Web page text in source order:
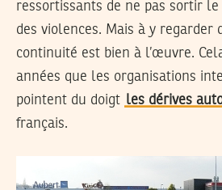
ressortissants de ne pas sortir
des violences. Mais à y regarder
continuité est bien à l’œuvre.
années que les organisations
pointent du doigt les dérives
français.